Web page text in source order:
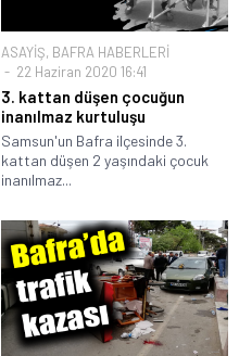
ASAYİŞ, BAFRA HABERLERİ
22 Haziran 2020 16:41
3. kattan düşen çocuğun
inanılmaz kurtuluşu
Samsun'un Bafra ilçesinde 3.
kattan düşen 2 yaşındaki çocuk
inanılmaz...